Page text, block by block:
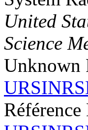
United
Science
Unknown